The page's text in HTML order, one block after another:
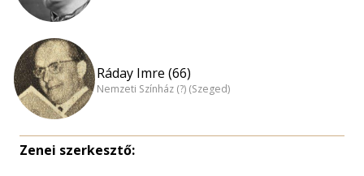
Ráday Imre (66)
Nemzeti Színház (?) (Szeged)
Zenei szerkesztő: